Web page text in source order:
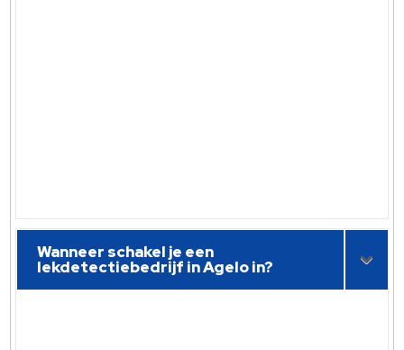
Wanneer schakel je een
lekdetectiebedrijf in Agelo in?